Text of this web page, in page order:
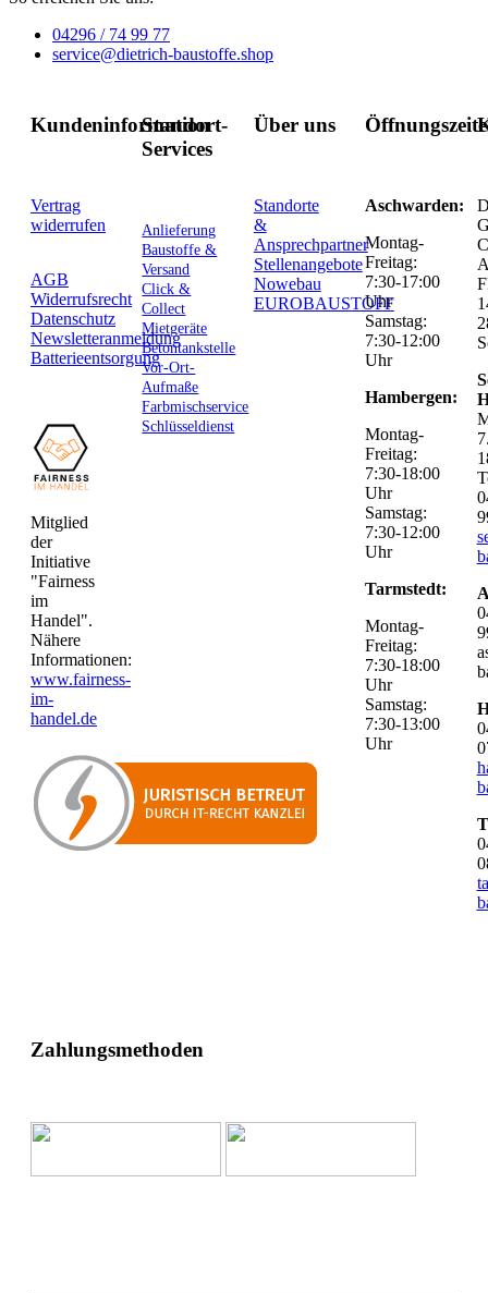
04296 / 74 99 77
service@dietrich-baustoffe.shop
Kundeninformation
Vertrag
widerrufen
AGB
Widerrufsrecht
Datenschutz
Newsletteranmeldung
Batterieentsorgung
Mitglied
der
Initiative
"Fairness
im
Handel".
Nähere
Informationen:
www.fairness-
im-
handel.de
Standort-
Services
Anlieferung
Baustoffe &
Versand
Click &
Collect
Mietgeräte
Betontankstelle
Vor-Ort-
Aufmaße
Farbmischservice
Schlüsseldienst
Über uns
Standorte
&
Ansprechpartner
Stellenangebote
Nowebau
EUROBAUSTOFF
Aschwarden:
Montag-
Freitag:
7:30-17:00
Uhr
Samstag:
7:30-12:00
Uhr
Hambergen:
Montag-
Freitag:
7:30-18:00
Uhr
Samstag:
7:30-12:00
Uhr
Tarmstedt:
Montag-
Freitag:
7:30-18:00
Uhr
Samstag:
7:30-13:00
Uhr
Zahlungsmethoden